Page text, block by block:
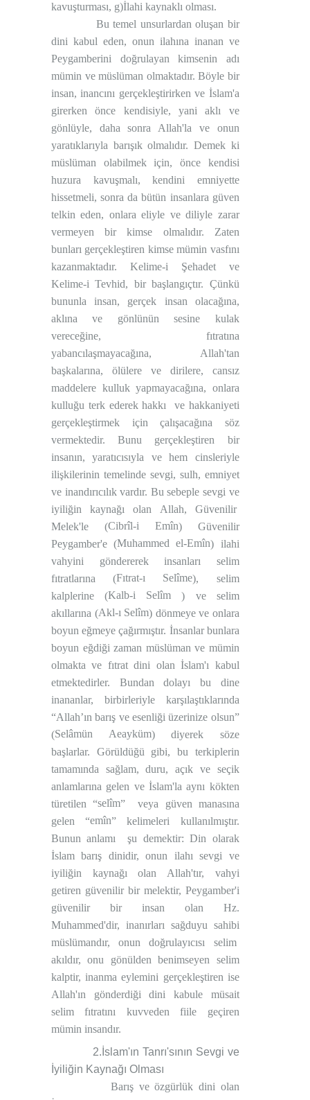
kavuşturması, g)İlahi kaynaklı olması.
Bu temel unsurlardan oluşan bir
dini kabul eden, onun ilahına inanan ve
Peygamberini doğrulayan kimsenin adı
mümin ve müslüman olmaktadır. Böyle bir
insan, inancını gerçekleştirirken ve İslam'a
girerken önce kendisiyle, yani aklı ve
gönlüyle, daha sonra Allah'la ve onun
yaratıklarıyla barışık olmalıdır. Demek ki
müslüman olabilmek için, önce kendisi
huzura kavuşmalı, kendini emniyette
hissetmeli, sonra da bütün insanlara güven
telkin eden, onlara eliyle ve diliyle zarar
vermeyen bir kimse olmalıdır. Zaten
bunları gerçekleştiren kimse mümin vasfını
kazanmaktadır. Kelime-i Şehadet ve
Kelime-i Tevhid, bir başlangıçtır. Çünkü
bununla insan, gerçek insan olacağına,
aklına ve gönlünün sesine kulak
vereceğine, fıtratına
yabancılaşmayacağına, Allah'tan
başkalarına, ölülere ve dirilere, cansız
maddelere kulluk yapmayacağına, onlara
kulluğu terk ederek hakkı
ve hakkaniyeti
gerçekleştirmek için çalışacağına söz
vermektedir. Bunu gerçekleştiren bir
insanın, yaratıcısıyla ve hem cinsleriyle
ilişkilerinin temelinde sevgi, sulh, emniyet
ve inandırıcılık vardır. Bu sebeple sevgi ve
iyiliğin kaynağı olan Allah, Güvenilir
Melek'le (Cibrîl-i Emîn) Güvenilir
Peygamber'e (Muhammed el-Emîn) ilahi
vahyini göndererek insanları selim
fıtratlarına (Fıtrat-ı Selîme), selim
kalplerine (Kalb-i Selîm ) ve selim
akıllarına (Akl-ı Selîm) dönmeye ve onlara
boyun eğmeye çağırmıştır. İnsanlar bunlara
boyun eğdiği zaman müslüman ve mümin
olmakta ve fıtrat dini olan İslam'ı kabul
etmektedirler. Bundan dolayı bu dine
inananlar, birbirleriyle karşılaştıklarında
“Allah’ın barış ve esenliği üzerinize olsun”
(Selâmün Aeayküm) diyerek söze
başlarlar. Görüldüğü gibi, bu terkiplerin
tamamında sağlam, duru, açık ve seçik
anlamlarına gelen ve İslam'la aynı kökten
türetilen “selîm”
veya güven manasına
gelen “emîn” kelimeleri kullanılmıştır.
Bunun anlamı
şu demektir: Din olarak
İslam barış dinidir, onun ilahı sevgi ve
iyiliğin kaynağı olan Allah'tır, vahyi
getiren güvenilir bir melektir, Peygamber'i
güvenilir bir insan olan Hz.
Muhammed'dir, inanırları sağduyu sahibi
müslümandır, onun doğrulayıcısı selim
akıldır, onu gönülden benimseyen selim
kalptir, inanma eylemini gerçekleştiren ise
Allah'ın gönderdiği dini kabule müsait
selim fıtratını kuvveden fiile geçiren
mümin insandır.
2.İslam'ın Tanrı'sının Sevgi ve
İyiliğin Kaynağı Olması
Barış ve özgürlük dini olan